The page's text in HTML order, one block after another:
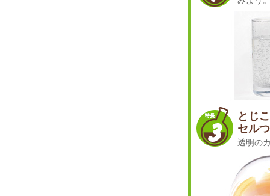
とじ
セル
透明の